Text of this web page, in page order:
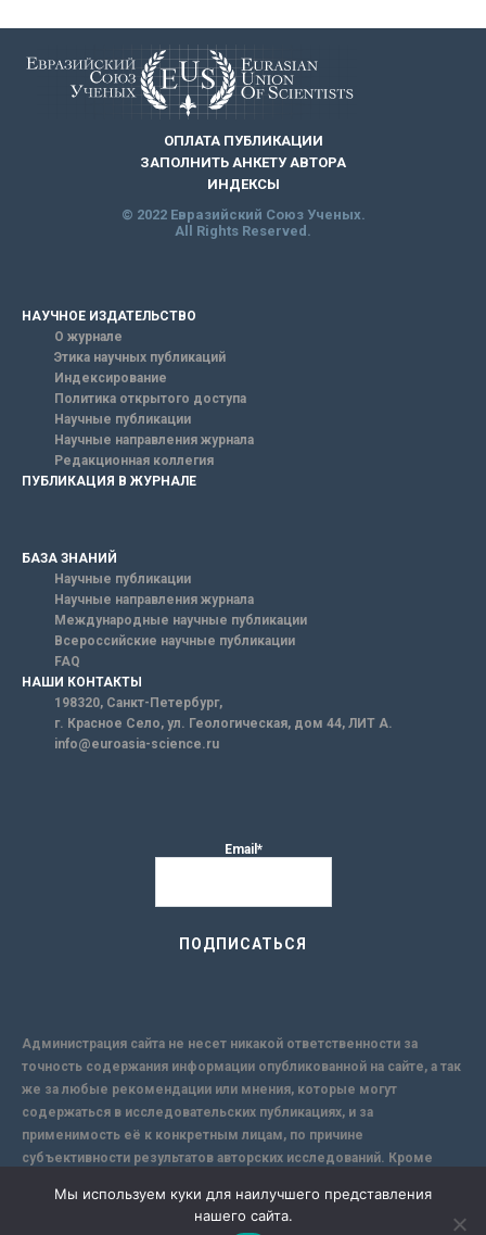
ОПЛАТА ПУБЛИКАЦИИ
ЗАПОЛНИТЬ АНКЕТУ АВТОРА
ИНДЕКСЫ
© 2022 Евразийский Союз Ученых.
All Rights Reserved.
НАУЧНОЕ ИЗДАТЕЛЬСТВО
О журнале
Этика научных публикаций
Индексирование
Политика открытого доступа
Научные публикации
Научные направления журнала
Редакционная коллегия
ПУБЛИКАЦИЯ В ЖУРНАЛЕ
БАЗА ЗНАНИЙ
Научные публикации
Научные направления журнала
Международные научные публикации
Всероссийские научные публикации
FAQ
НАШИ КОНТАКТЫ
198320, Санкт-Петербург,
г. Красное Село, ул. Геологическая, дом 44, ЛИТ А.
info@euroasia-science.ru
Email*
Администрация сайта не несет никакой ответственности за
точность содержания информации опубликованной на сайте, а так
же за любые рекомендации или мнения, которые могут
содержаться в исследовательских публикациях, и за
применимость её к конкретным лицам, по причине
субъективности результатов авторских исследований. Кроме
надежной защиты информации, Сайт не несет ответственности за
информацию, присылаемую через интернет.
Мы используем куки для наилучшего представления
нашего сайта.